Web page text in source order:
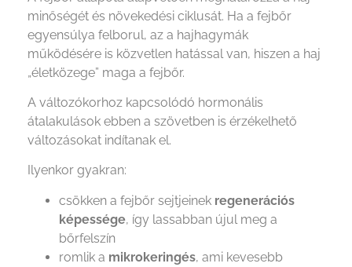
minőségét és növekedési ciklusát. Ha a fejbőr
egyensúlya felborul, az a hajhagymák
működésére is közvetlen hatással van, hiszen a haj
„életközege” maga a fejbőr.
A változókorhoz kapcsolódó hormonális
átalakulások ebben a szövetben is érzékelhető
változásokat indítanak el.
Ilyenkor gyakran:
csökken a fejbőr sejtjeinek regenerációs
képessége, így lassabban újul meg a
bőrfelszín
romlik a mikrokeringés, ami kevesebb